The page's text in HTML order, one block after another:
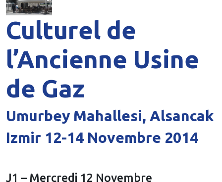
Culturel de
l’Ancienne Usine
de Gaz
Umurbey Mahallesi, Alsancak
Izmir 12-14 Novembre 2014
J1 – Mercredi 12 Novembre